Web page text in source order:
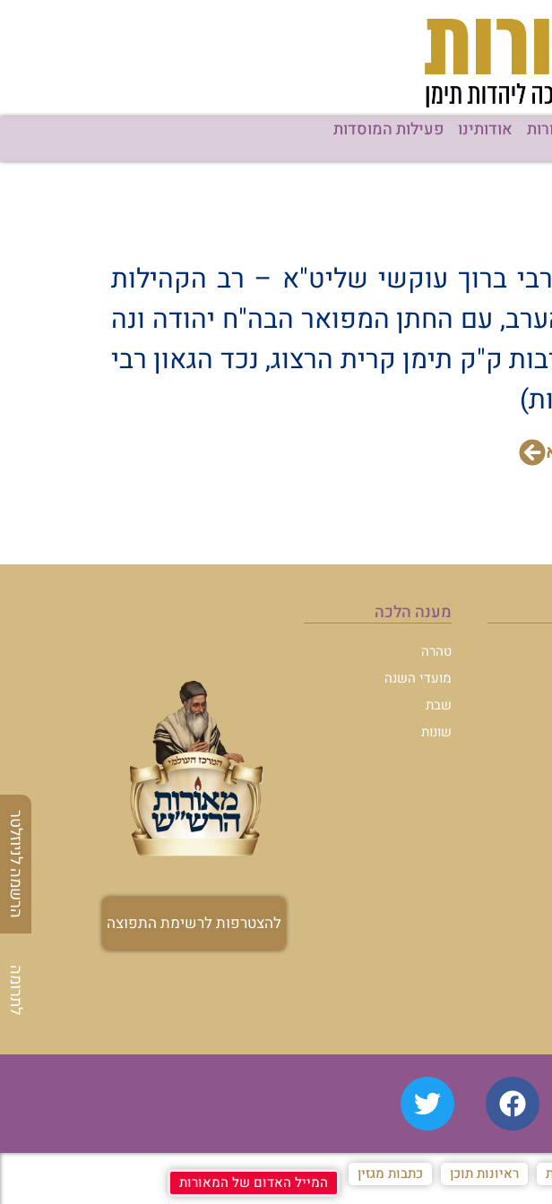
אודותינו פעילות המוסדות
ברוך עוקשי שליט"א – רב הקהילות
עם החתן המפואר הבה"ח יהודה ונה
ק"ק תימן קרית הרצוג, נכד הגאון רבי
מענה הלכה
טהרה
מועדי השנה
שבת
שונות
להצטרפות לרשימת התפוצה
הרשמה לניוזלטר
לתרומה
ראיונות תוכן כתבות מגזין המייל האדום של המאורות